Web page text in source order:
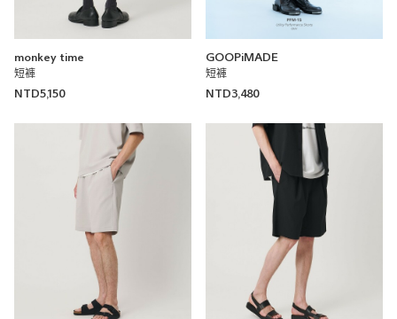
monkey time
短褲
NTD5,150
GOOPiMADE
短褲
NTD3,480